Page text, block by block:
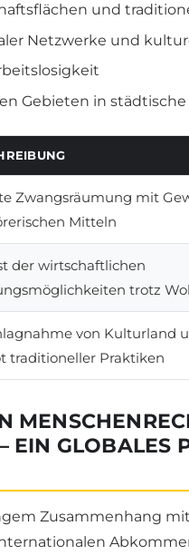
und
Netzwerke und
Gebieten in städtische
Zwangsräumung mit
Mitteln
der wirtschaftlichen
trotz
von Kulturland
traditioneller Praktiken
EIN GLOBALES
Zusammenhang